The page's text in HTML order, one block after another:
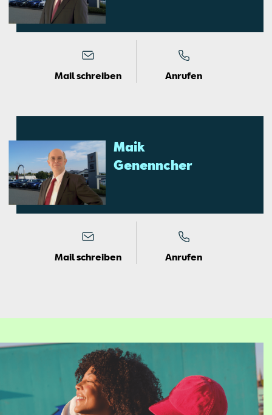
Mail schreiben Anrufen
Maik
Ge­nenn­cher
Mail schreiben Anrufen